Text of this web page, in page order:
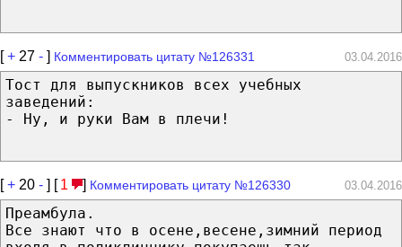
[+ 27 - ] Комментировать цитату №126331 03.04.2016
Тост для выпускников всех учебных
заведений:
- Ну, и руки Вам в плечи!
[+ 20 - ] [ 1 ] Комментировать цитату №126330 03.04.2016
Преамбула.
Все знают что в осене,весене,зимний период